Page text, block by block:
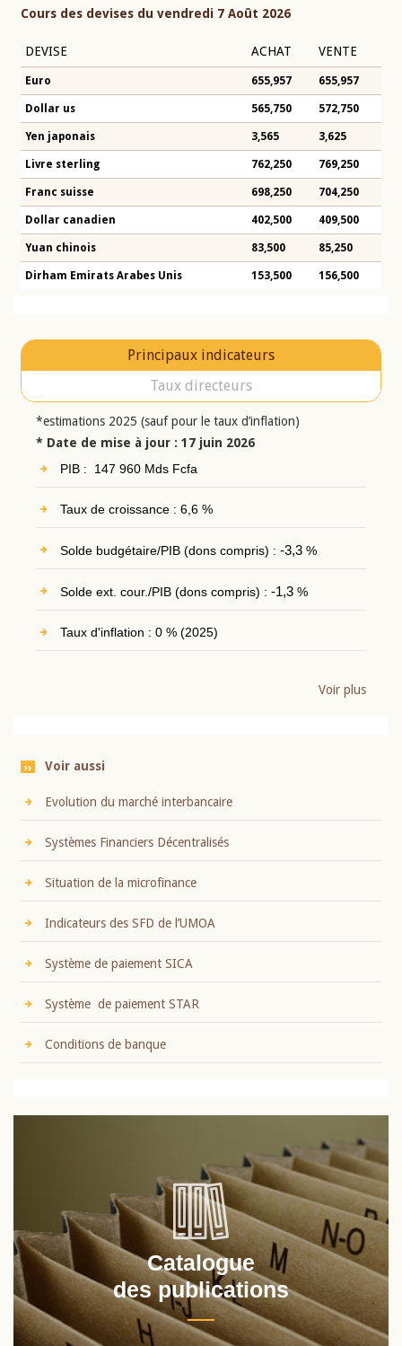
Cours des devises du vendredi 7 Août 2026
DEVISE ACHAT VENTE
Euro 655,957 655,957
Dollar us 565,750 572,750
Yen japonais 3,565 3,625
Livre sterling 762,250 769,250
Franc suisse 698,250 704,250
Dollar canadien 402,500 409,500
Yuan chinois 83,500 85,250
Dirham Emirats Arabes Unis 153,500 156,500
Principaux indicateurs
Taux directeurs
*estimations 2025 (sauf pour le taux d’inflation)
* Date de mise à jour : 17 juin 2026
PIB : 147 960 Mds Fcfa
Taux de croissance : 6,6 %
Solde budgétaire/PIB (dons compris) : -3,3%
Solde ext. cour./PIB (dons compris) : -1,3%
Taux d'inflation : 0 % (2025)
Voir plus
Voir aussi
Evolution du marché interbancaire
Systèmes Financiers Décentralisés
Situation de la microfinance
Indicateurs des SFD de l’UMOA
Système de paiement SICA
Système de paiement STAR
Conditions de banque
Catalogue
des publications